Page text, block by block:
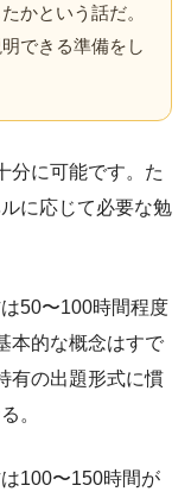
かという話だ。
できる準備をし
分に可能です。た
に応じて必要な勉
50〜100時間程度
本的な概念はすで
有の出題形式に慣
。
100〜150時間が